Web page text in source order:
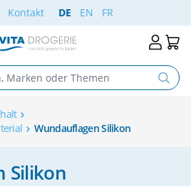
Kontakt DE EN FR
Wundauflagen Silikon
Silikon